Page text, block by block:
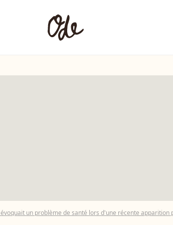
un problème de santé lors d'une récente apparition